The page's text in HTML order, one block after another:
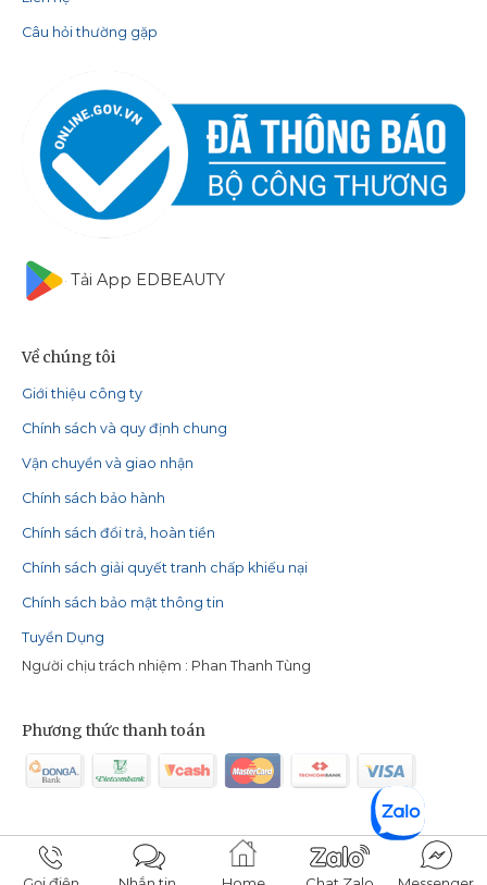
Câu hỏi thường gặp
Tải App EDBEAUTY
Về chúng tôi
Giới thiệu công ty
Chính sách và quy định chung
Vận chuyển và giao nhận
Chính sách bảo hành
Chính sách đổi trả, hoàn tiền
Chính sách giải quyết tranh chấp khiếu nại
Chính sách bảo mật thông tin
Tuyển Dụng
Người chịu trách nhiệm : Phan Thanh Tùng
Phương thức thanh toán
Copyright 2026 © Đẹp mỗi ngày